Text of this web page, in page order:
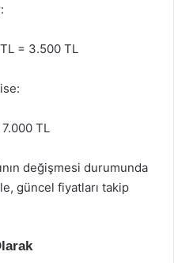
= 3.500 TL
TL
değişmesi durumunda
güncel fiyatları takip